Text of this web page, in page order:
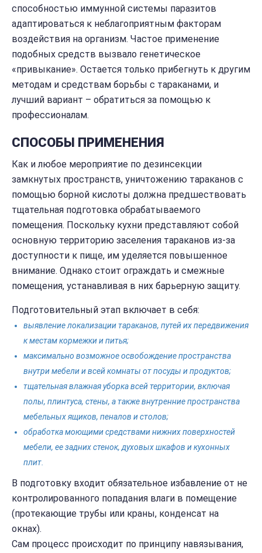
способностью иммунной системы паразитов
адаптироваться к неблагоприятным факторам
воздействия на организм. Частое применение
подобных средств вызвало генетическое
«привыкание». Остается только прибегнуть к другим
методам и средствам борьбы с тараканами, и
лучший вариант – обратиться за помощью к
профессионалам.
СПОСОБЫ ПРИМЕНЕНИЯ
Как и любое мероприятие по дезинсекции
замкнутых пространств, уничтожению тараканов с
помощью борной кислоты должна предшествовать
тщательная подготовка обрабатываемого
помещения. Поскольку кухни представляют собой
основную территорию заселения тараканов из-за
доступности к пище, им уделяется повышенное
внимание. Однако стоит ограждать и смежные
помещения, устанавливая в них барьерную защиту.
Подготовительный этап включает в себя:
выявление локализации тараканов, путей их передвижения
к местам кормежки и питья;
максимально возможное освобождение пространства
внутри мебели и всей комнаты от посуды и продуктов;
тщательная влажная уборка всей территории, включая
полы, плинтуса, стены, а также внутренние пространства
мебельных ящиков, пеналов и столов;
обработка моющими средствами нижних поверхностей
мебели, ее задних стенок, духовых шкафов и кухонных
плит.
В подготовку входит обязательное избавление от не
контролированного попадания влаги в помещение
(протекающие трубы или краны, конденсат на
окнах).
Сам процесс происходит по принципу навязывания,